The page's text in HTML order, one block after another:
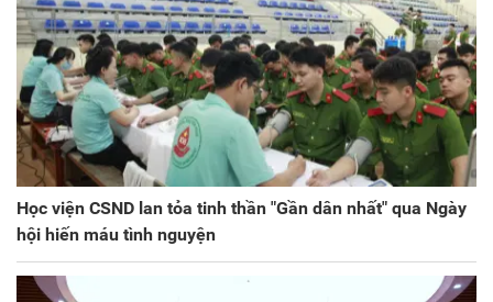
Học viện CSND lan tỏa tinh thần "Gần dân nhất" qua Ngày
hội hiến máu tình nguyện